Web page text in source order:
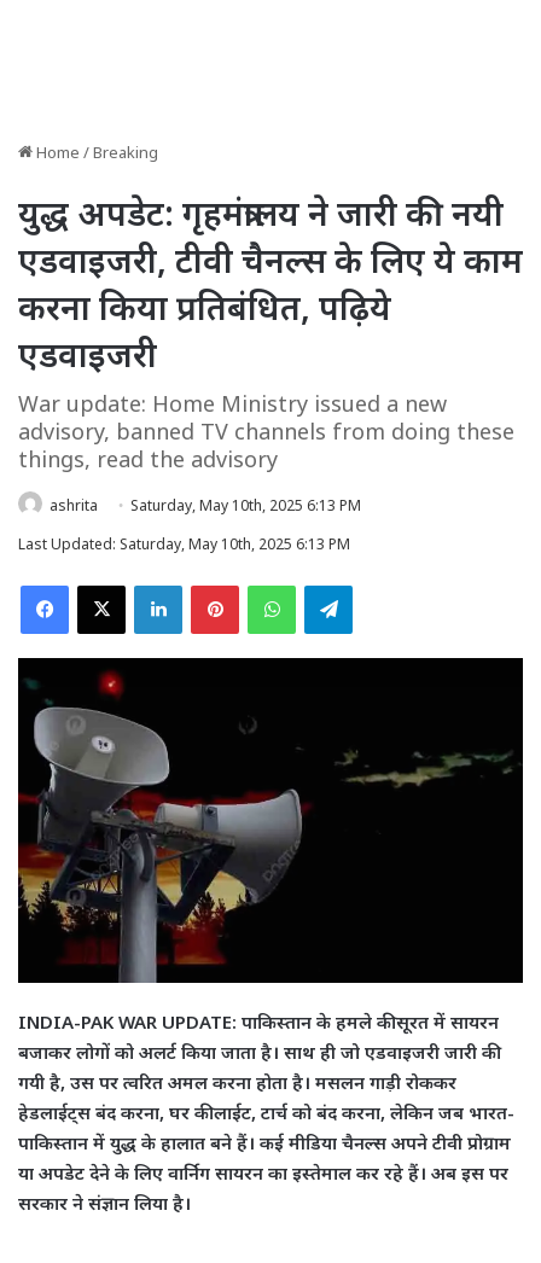
Home /Breaking
युद्ध अपडेट: गृहमंत्रालय ने जारी की नयी
एडवाइजरी, टीवी चैनल्स के लिए ये काम
करना किया प्रतिबंधित, पढ़िये
एडवाइजरी
War update: Home Ministry issued a new
advisory, banned TV channels from doing these
things, read the advisory
ashrita
Saturday, May 10th, 2025 6:13 PM
Last Updated: Saturday, May 10th, 2025 6:13 PM
Facebook
X LinkedInPinterestWhatsAppTelegram
INDIA-PAK WAR UPDATE: पाकिस्तान के हमले की सूरत में सायरन
बजाकर लोगों को अलर्ट किया जाता है। साथ ही जो एडवाइजरी जारी की
गयी है, उस पर त्वरित अमल करना होता है। मसलन गाड़ी रोककर
हेडलाईट्स बंद करना, घर की लाईट, टार्च को बंद करना, लेकिन जब भारत-
पाकिस्तान में युद्ध के हालात बने हैं। कई मीडिया चैनल्स अपने टीवी प्रोग्राम
या अपडेट देने के लिए वार्निग सायरन का इस्तेमाल कर रहे हैं। अब इस पर
सरकार ने संज्ञान लिया है।